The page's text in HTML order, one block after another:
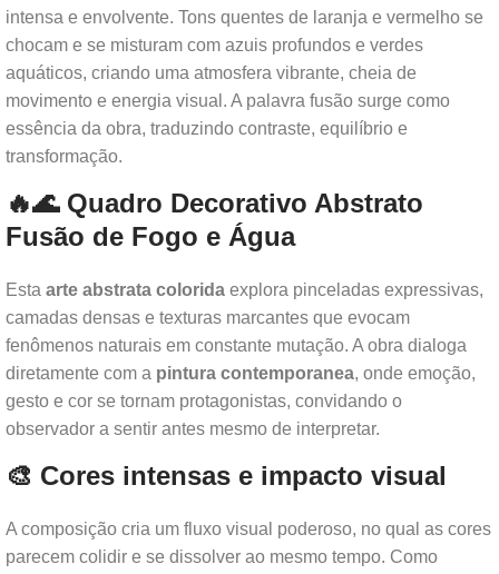
intensa e envolvente. Tons quentes de laranja e vermelho se
chocam e se misturam com azuis profundos e verdes
aquáticos, criando uma atmosfera vibrante, cheia de
movimento e energia visual. A palavra fusão surge como
essência da obra, traduzindo contraste, equilíbrio e
transformação.
🔥🌊 Quadro Decorativo Abstrato
Fusão de Fogo e Água
Esta arte abstrata colorida explora pinceladas expressivas,
camadas densas e texturas marcantes que evocam
fenômenos naturais em constante mutação. A obra dialoga
diretamente com a pintura contemporanea, onde emoção,
gesto e cor se tornam protagonistas, convidando o
observador a sentir antes mesmo de interpretar.
🎨 Cores intensas e impacto visual
A composição cria um fluxo visual poderoso, no qual as cores
parecem colidir e se dissolver ao mesmo tempo. Como